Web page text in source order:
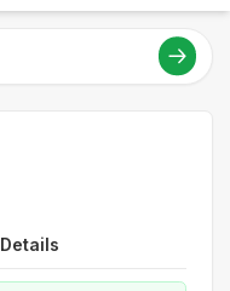
Details